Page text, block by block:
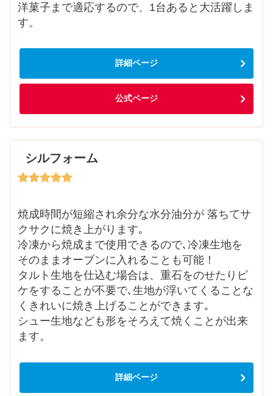
洋菓子まで適応するので、1台あると大活躍しま
す。
詳細ページ
公式ページ
シルフォーム
焼成時間が短縮され余分な水分油分が 落ちてサ
クサクに焼き上がります｡
冷凍から焼成まで使用できるので､冷凍生地を
そのままオーブンに入れることも可能！
タルト生地を仕込む場合は、重石をのせたりピ
ケをすることが不要で､生地が浮いてくることな
くきれいに焼き上げることができます｡
シュー生地なども形をそろえて焼くことが出来
ます。
詳細ページ